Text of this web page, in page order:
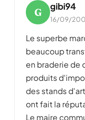
G gibi94
16/09/
Le superbe
beaucoup
en braderie de
produits
des stands
ont fait la
Le maire